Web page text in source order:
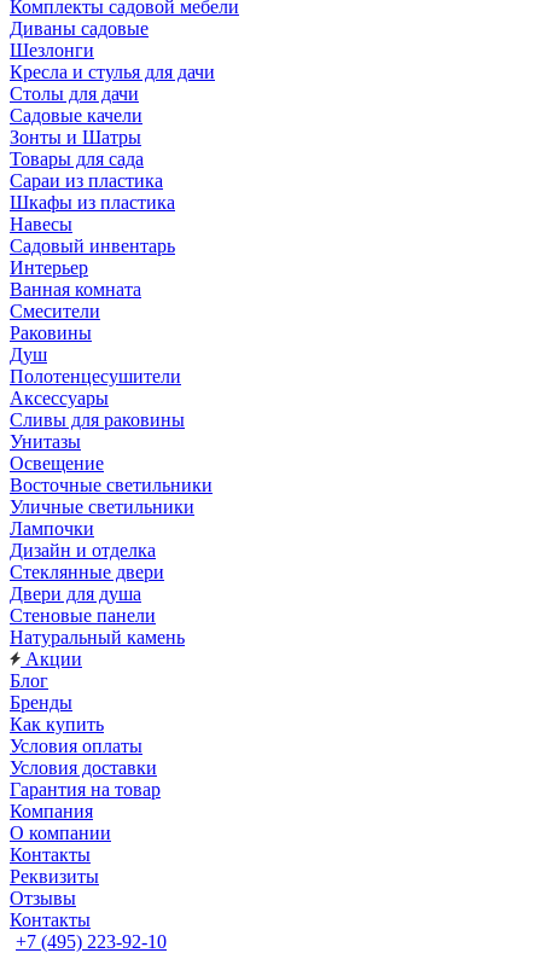
Комплекты садовой мебели
Диваны садовые
Шезлонги
Кресла и стулья для дачи
Столы для дачи
Садовые качели
Зонты и Шатры
Товары для сада
Сараи из пластика
Шкафы из пластика
Навесы
Садовый инвентарь
Интерьер
Ванная комната
Смесители
Раковины
Душ
Полотенцесушители
Аксессуары
Сливы для раковины
Унитазы
Освещение
Восточные светильники
Уличные светильники
Лампочки
Дизайн и отделка
Стеклянные двери
Двери для душа
Стеновые панели
Натуральный камень
Акции
Блог
Бренды
Как купить
Условия оплаты
Условия доставки
Гарантия на товар
Компания
О компании
Контакты
Реквизиты
Отзывы
Контакты
+7 (495) 223-92-10